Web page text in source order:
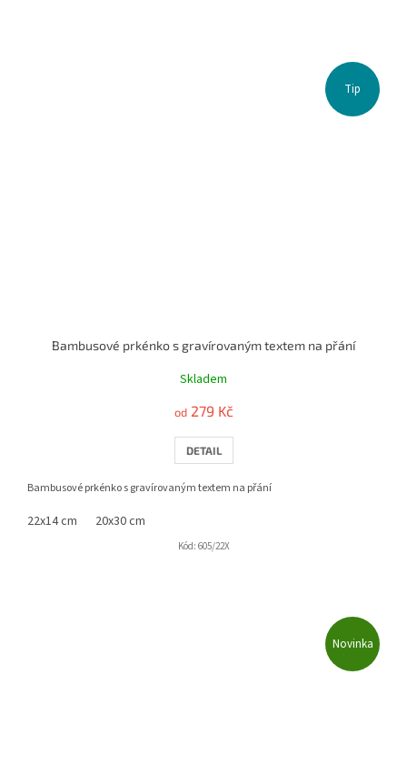
Tip
Bambusové prkénko s gravírovaným textem na přání
Skladem
od279 Kč
DETAIL
Bambusové prkénko s gravírovaným textem na přání
22x14 cm 20x30 cm
Kód: 605/22X
Novinka